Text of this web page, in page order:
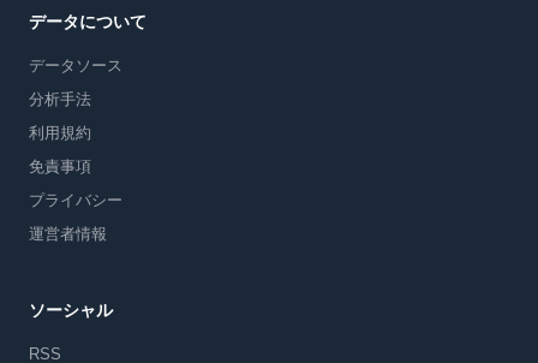
データについて
データソース
分析手法
利用規約
免責事項
プライバシー
運営者情報
ソーシャル
RSS